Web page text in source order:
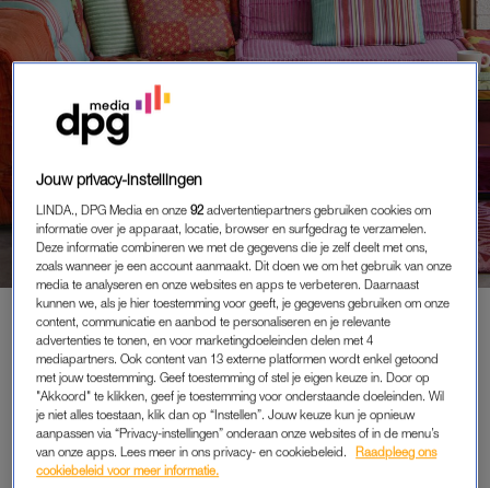
BINNENKIJKEN BIJ
ARCHITECT ANGELA VAN BERLO
(54): ‘WOON EERST EEN POOS
IN EEN HUIS VOORDAT JE DE
SLOOPHAMER TER HAND
NEEMT’
PREMIUM
LEES VERDER MET
PREMIUM
Jouw privacy-instellingen
LINDA., DPG Media en onze92 advertentiepartners gebruiken cookies om
informatie over je apparaat, locatie, browser en surfgedrag te verzamelen.
Deze informatie combineren we met de gegevens die je zelf deelt met ons,
zoals wanneer je een account aanmaakt. Dit doen we om het gebruik van onze
media te analyseren en onze websites en apps te verbeteren. Daarnaast
kunnen we, als je hier toestemming voor geeft, je gegevens gebruiken om onze
content, communicatie en aanbod te personaliseren en je relevante
advertenties te tonen, en voor marketingdoeleinden delen met 4
mediapartners. Ook content van 13 externe platformen wordt enkel getoond
met jouw toestemming. Geef toestemming of stel je eigen keuze in. Door op
"Akkoord" te klikken, geef je toestemming voor onderstaande doeleinden. Wil
je niet alles toestaan, klik dan op “Instellen”. Jouw keuze kun je opnieuw
aanpassen via “Privacy-instellingen” onderaan onze websites of in de menu’s
van onze apps. Lees meer in ons privacy- en cookiebeleid.
Raadpleeg ons
cookiebeleid voor meer informatie.